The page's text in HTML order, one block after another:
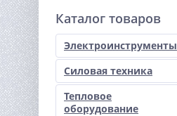
Каталог товаров
Электроинструменты
Силовая техника
Тепловое
оборудование